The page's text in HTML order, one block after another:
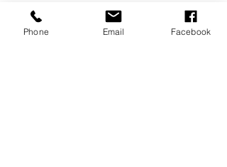
alle Schulstufen, Heft 44, April
1980: Naturvölker
Phone Email Facebook